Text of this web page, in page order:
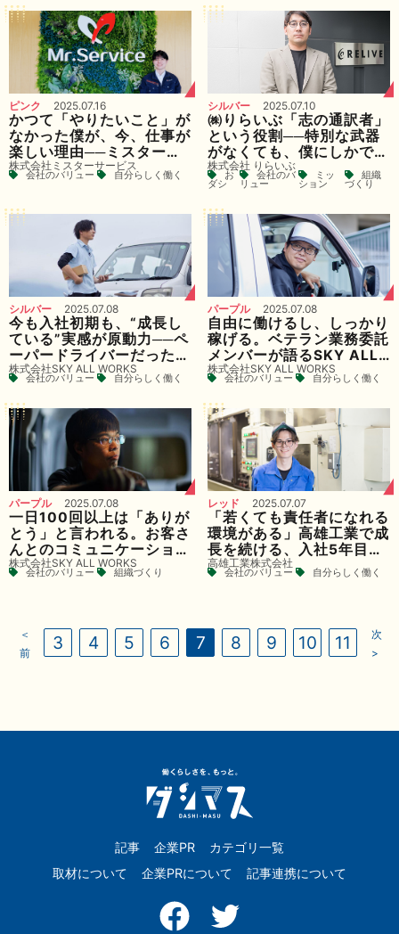
ピンク 2025.07.16
かつて「やりたいこと」が
なかった僕が、今、仕事が
楽しい理由──ミスターサ
ービスで積む多様な経験が
やりがいに
株式会社ミスターサービス
会社のバリュー 自分らしく働く
シルバー 2025.07.10
㈱りらいぶ「志の通訳者」
という役割──特別な武器
がなくても、僕にしかでき
ない仕事がある
株式会社 りらいぶ
お
ダシ
会社のバ
リュー
ミッ
ション
組織
づくり
シルバー 2025.07.08
今も入社初期も、“成長し
ている”実感が原動力──ペ
ーパードライバーだった自
分が、「仕事が楽しい」と
言えるようになるまで
株式会社SKY ALL WORKS
会社のバリュー 自分らしく働く
パープル 2025.07.08
自由に働けるし、しっかり
稼げる。ベテラン業務委託
メンバーが語るSKY ALL
WORKSで働く魅力
株式会社SKY ALL WORKS
会社のバリュー 自分らしく働く
パープル 2025.07.08
一日100回以上は「ありが
とう」と言われる。お客さ
んとのコミュニケーション
が配送員としてのやりがい
株式会社SKY ALL WORKS
会社のバリュー 組織づくり
レッド 2025.07.07
「若くても責任者になれる
環境がある」高雄工業で成
長を続ける、入社5年目班
長の挑戦
高雄工業株式会社
会社のバリュー 自分らしく働く
＜
前
3 4 5 6 7 8 9 10 11
次
>
記事 企業PR
カテゴリ一覧
取材について
企業PRについて 記事連携について